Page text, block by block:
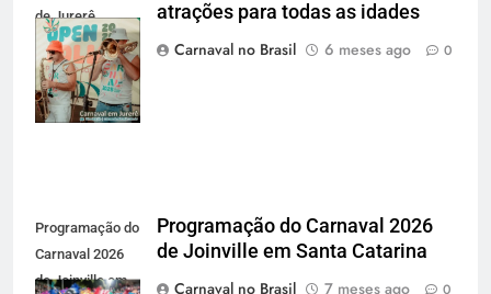
de Jurerê
Internacional -
Carnaval no
Brasil
atrações para todas as idades
Carnaval no Brasil
6 meses ago 0
Programação do
Carnaval 2026
de Joinville em
Programação do Carnaval 2026
de Joinville em Santa Catarina
Carnaval no Brasil
7 meses ago 0